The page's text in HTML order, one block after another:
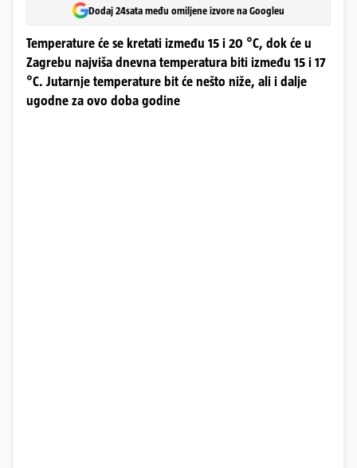
Dodaj 24sata među omiljene izvore na Googleu
Temperature će se kretati između 15 i 20 °C, dok će u
Zagrebu najviša dnevna temperatura biti između 15 i 17
°C. Jutarnje temperature bit će nešto niže, ali i dalje
ugodne za ovo doba godine